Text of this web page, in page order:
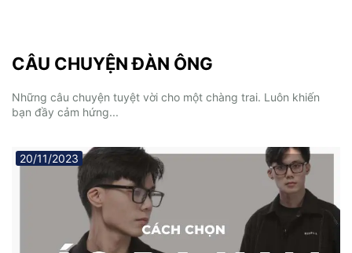
CÂU CHUYỆN ĐÀN ÔNG
Những câu chuyện tuyệt vời cho một chàng trai. Luôn khiến
bạn đầy cảm hứng...
20/11/2023